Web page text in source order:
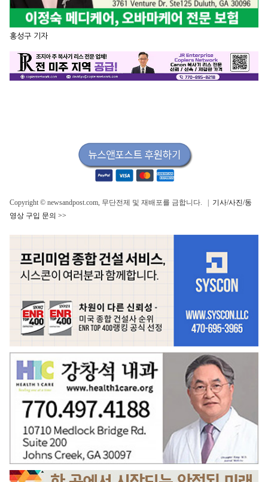
홍성구 기자
Copyright © newsandpost.com, 무단전제 및 재배포를 금합니다. | 기사/사진/동
영상 구입 문의 >>